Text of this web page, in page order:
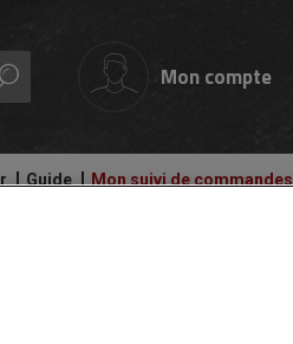
Mon compte
Guide Mon suivi de commandes